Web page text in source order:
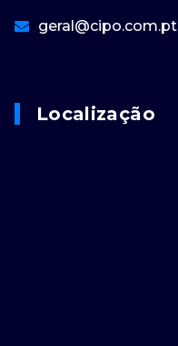
geral@cipo.com.pt
Localização